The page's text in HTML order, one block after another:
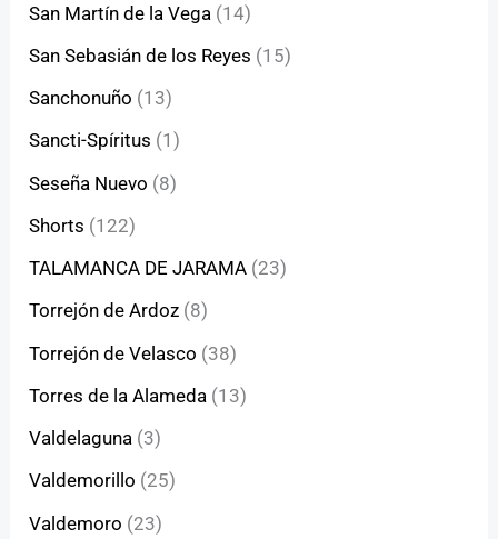
San Martín de la Vega (14)
San Sebasián de los Reyes (15)
Sanchonuño (13)
Sancti-Spíritus (1)
Seseña Nuevo (8)
Shorts (122)
TALAMANCA DE JARAMA (23)
Torrejón de Ardoz (8)
Torrejón de Velasco (38)
Torres de la Alameda (13)
Valdelaguna (3)
Valdemorillo (25)
Valdemoro (23)